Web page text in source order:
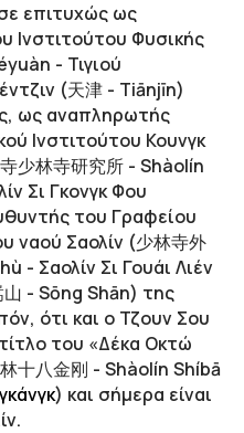
επιτυχώς ως
Ινστιτούτου Φυσικής
- Τιγιού
(天津 - Tiānjīn)
ως αναπληρωτής
Ινστιτούτου Κουνγκ
少林寺研究所 - Shàolín
Σι Γκονγκ Φου
του Γραφείου
ναού Σαολίν (少林寺外
- Σαολίν Σι Γουάι Λιέν
- Sōng Shān) της
ότι και ο Τζουν Σου
του «Δέκα Οκτώ
十八金刚 - Shàolín Shíbā
) και σήμερα είναι